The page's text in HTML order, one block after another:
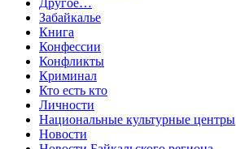
Другое…
Забайкалье
Книга
Конфессии
Конфликты
Криминал
Кто есть кто
Личности
Национальные культурные центры
Новости